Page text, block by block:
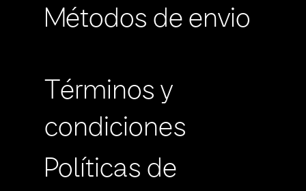
Métodos de envio
Términos y
condiciones
Políticas de